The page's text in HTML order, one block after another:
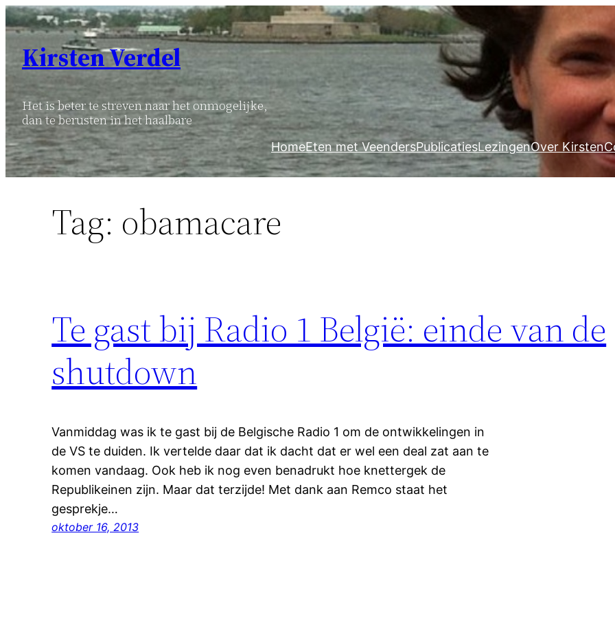
Ga
naar
inhoud
Kirsten Verdel
Het is beter te streven naar het onmogelijke,
dan te berusten in het haalbare
HomeEten met VeendersPublicatiesLezingenOver Kirsten
Tag: obamacare
Te gast bij Radio 1 België: einde van de
shutdown
Vanmiddag was ik te gast bij de Belgische Radio 1 om de ontwikkelingen in
de VS te duiden. Ik vertelde daar dat ik dacht dat er wel een deal zat aan te
komen vandaag. Ook heb ik nog even benadrukt hoe knettergek de
Republikeinen zijn. Maar dat terzijde! Met dank aan Remco staat het
gesprekje…
oktober 16, 2013